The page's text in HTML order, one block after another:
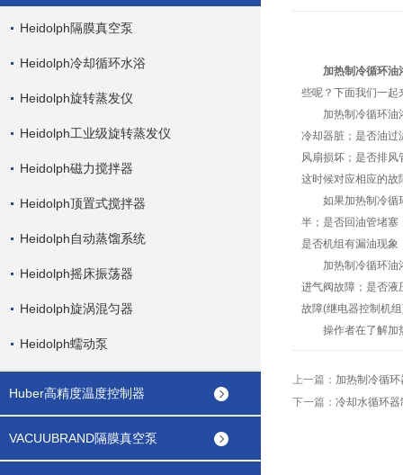
Heidolph隔膜真空泵
Heidolph冷却循环水浴
Heidolph旋转蒸发仪
Heidolph工业级旋转蒸发仪
Heidolph磁力搅拌器
Heidolph顶置式搅拌器
Heidolph自动蒸馏系统
Heidolph摇床振荡器
Heidolph旋涡混匀器
Heidolph蠕动泵
Huber高精度温度控制器
VACUUBRAND隔膜真空泵
加热制冷循环油
些呢？下面我们一起
加热制冷循环油浴
冷却器脏；是否油过
风扇损坏；是否排
这时候对应相应的故
如果加热制冷循环
半；是否回油管堵塞
是否机组有漏油现象
加热制冷循环油浴
进气阀故障；是否液
故障(继电器控制机
操作者在了解加热
上一篇： 加热制冷循
下一篇： 冷却水循环